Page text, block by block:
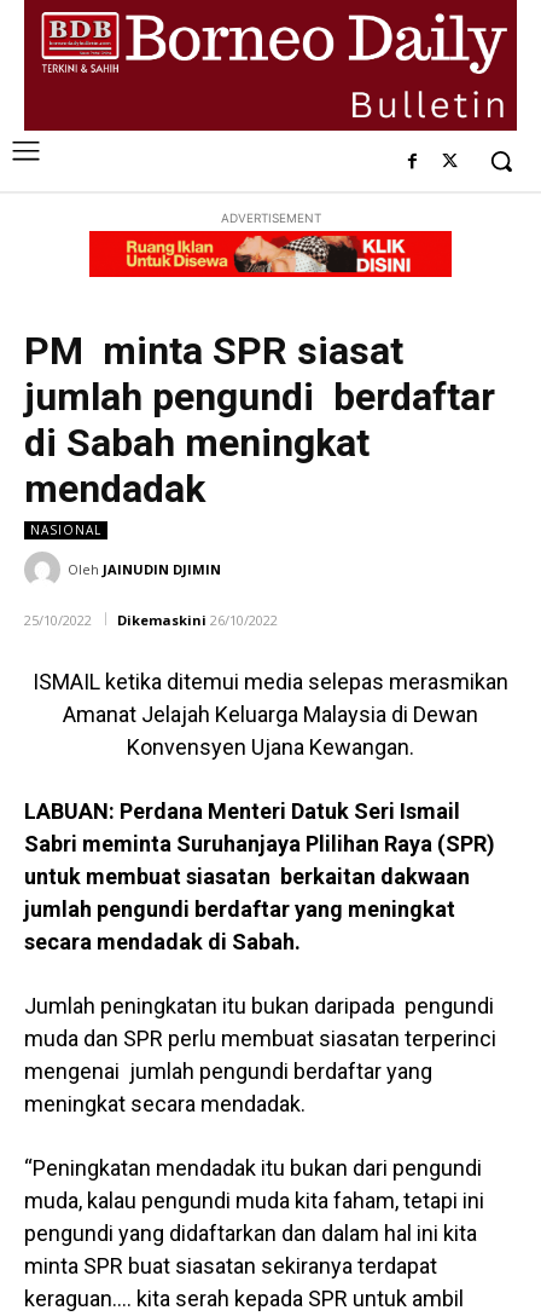
ADVERTISEMENT
PM minta SPR siasat
jumlah pengundi berdaftar
di Sabah meningkat
mendadak
NASIONAL
Oleh JAINUDIN DJIMIN
25/10/2022 Dikemaskini 26/10/2022
ISMAIL ketika ditemui media selepas merasmikan
Amanat Jelajah Keluarga Malaysia di Dewan
Konvensyen Ujana Kewangan.
LABUAN: Perdana Menteri Datuk Seri Ismail
Sabri meminta Suruhanjaya Plilihan Raya (SPR)
untuk membuat siasatan berkaitan dakwaan
jumlah pengundi berdaftar yang meningkat
secara mendadak di Sabah.
Jumlah peningkatan itu bukan daripada pengundi
muda dan SPR perlu membuat siasatan terperinci
mengenai jumlah pengundi berdaftar yang
meningkat secara mendadak.
“Peningkatan mendadak itu bukan dari pengundi
muda, kalau pengundi muda kita faham, tetapi ini
pengundi yang didaftarkan dan dalam hal ini kita
minta SPR buat siasatan sekiranya terdapat
keraguan…. kita serah kepada SPR untuk ambil